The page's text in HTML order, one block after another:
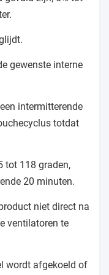
gewenste interne
intermitterende
totdat
tot 118 graden,
20 minuten.
niet direct na
ventilatoren te
wordt afgekoeld of